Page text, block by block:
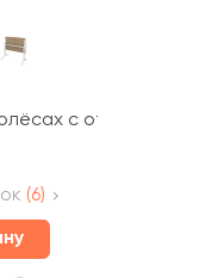
с откидной
(6)